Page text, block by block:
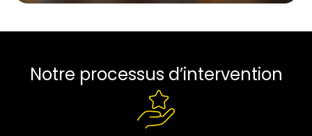
Notre processus d’intervention